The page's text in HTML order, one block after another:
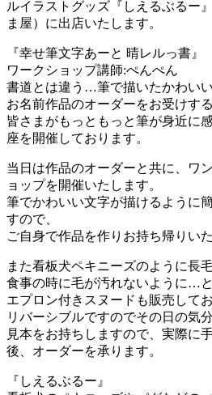
ルイラストグッズ『しえるぶるー
ま屋）に出店いたします。
『幸せ筆文字あーと 晴レルっ書』
ワークショップ講師:ぺんぺん
書道とは違う…筆で描いたかわい
お名前作品のオーダーをお受けする
皆さまがもっともっと筆が身近に
座を開催しております。
当日は作品のオーダーと共に、ワ
ョップを開催いたします。
筆でかわいい文字が描けるように
すので、
ご自身で作品を作りお持ち帰りい
また看板犬ペキニーズのように長
食事の時に毛が汚れないように…
エプロン付きスヌードも販売してお
リバーシブルですのでその日の気
見本をお持ちしますので、実際に
後、オーダーを承ります。
『しえるぶるー』